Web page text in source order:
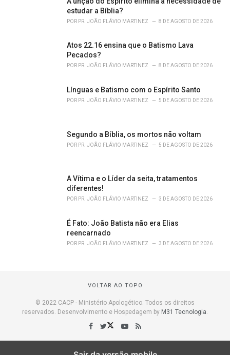
estudar a Bíblia?
POR PR. JOÃO FLÁVIO MARTINEZ 8 DE AGOSTO DE 2026
Atos 22.16 ensina que o Batismo Lava
Pecados?
POR PR. JOÃO FLÁVIO MARTINEZ 8 DE AGOSTO DE 2026
Línguas e Batismo com o Espírito Santo
POR PR. JOÃO FLÁVIO MARTINEZ 5 DE AGOSTO DE 2026
Segundo a Bíblia, os mortos não voltam
POR PR. JOÃO FLÁVIO MARTINEZ 5 DE AGOSTO DE 2026
A Vítima e o Líder da seita, tratamentos
diferentes!
POR PR. JOÃO FLÁVIO MARTINEZ 3 DE AGOSTO DE 2026
É Fato: João Batista não era Elias
reencarnado
POR PR. JOÃO FLÁVIO MARTINEZ 3 DE AGOSTO DE 2026
VOLTAR AO TOPO
© 2022 CACP - Ministério Apologético. Todos os direitos
reservados. Desenvolvimento e Hospedagem by M31 Tecnologia